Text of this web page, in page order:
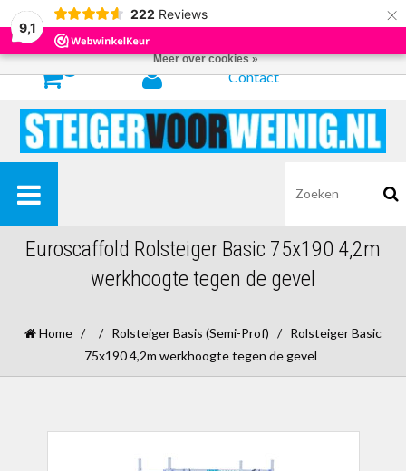
9,1
222 Reviews ×
Contact
Euroscaffold Rolsteiger Basic 75x190 4,2m
werkhoogte tegen de gevel
Home / / Rolsteiger Basis (Semi-Prof) / Rolsteiger Basic
75x190 4,2m werkhoogte tegen de gevel
Door het gebruiken van onze website, ga je akkoord met het gebruik van
cookies om onze website te verbeteren.
Meer over cookies »